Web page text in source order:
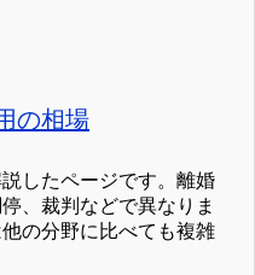
の相場
したページです。離婚
、裁判などで異なりま
の分野に比べても複雑